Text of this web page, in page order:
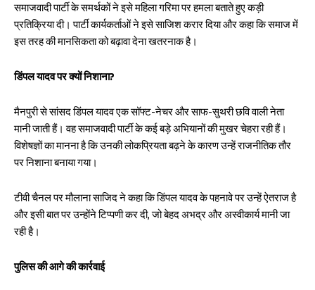
समाजवादी पार्टी के समर्थकों ने इसे महिला गरिमा पर हमला बताते हुए कड़ी
प्रतिक्रिया दी। पार्टी कार्यकर्ताओं ने इसे साजिश करार दिया और कहा कि समाज में
इस तरह की मानसिकता को बढ़ावा देना खतरनाक है।
डिंपल यादव पर क्यों निशाना?
मैनपुरी से सांसद डिंपल यादव एक सॉफ्ट-नेचर और साफ-सुथरी छवि वाली नेता
मानी जाती हैं। वह समाजवादी पार्टी के कई बड़े अभियानों की मुखर चेहरा रही हैं।
विशेषज्ञों का मानना है कि उनकी लोकप्रियता बढ़ने के कारण उन्हें राजनीतिक तौर
पर निशाना बनाया गया।
टीवी चैनल पर मौलाना साजिद ने कहा कि डिंपल यादव के पहनावे पर उन्हें ऐतराज है
और इसी बात पर उन्होंने टिप्पणी कर दी, जो बेहद अभद्र और अस्वीकार्य मानी जा
रही है।
पुलिस की आगे की कार्रवाई